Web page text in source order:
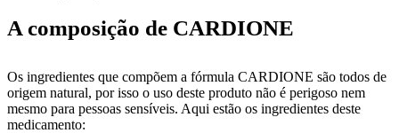
A composição de CARDIONE
Os ingredientes que compõem a fórmula CARDIONE são todos de
origem natural, por isso o uso deste produto não é perigoso nem
mesmo para pessoas sensíveis. Aqui estão os ingredientes deste
medicamento: